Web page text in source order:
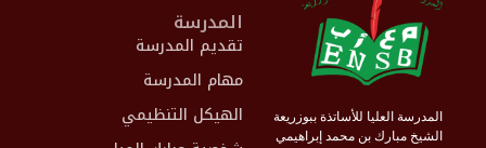
المدرسة العليا للأساتذة ببوزريعة
الشيخ مبارك بن محمد إبراهيمي
المدرسة
تقديم المدرسة
مهام المدرسة
الهيكل التنظيمي